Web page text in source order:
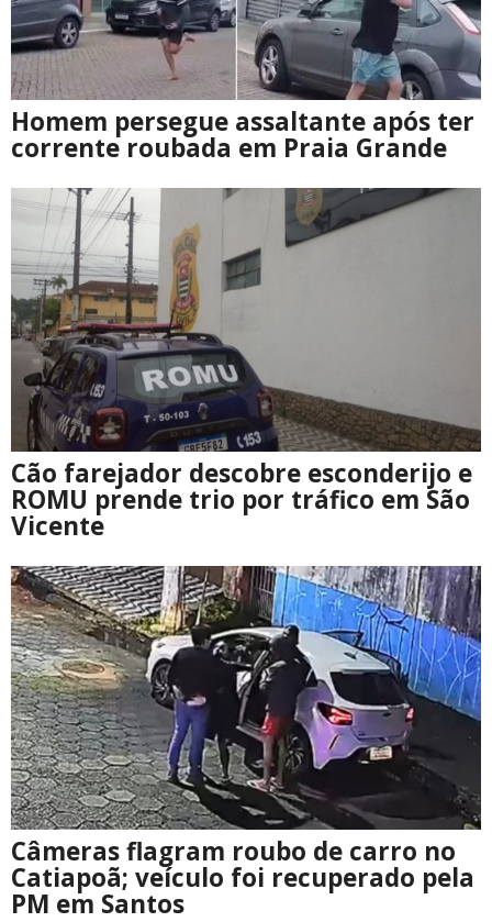
Homem persegue assaltante após ter
corrente roubada em Praia Grande
Cão farejador descobre esconderijo e
ROMU prende trio por tráfico em São
Vicente
Câmeras flagram roubo de carro no
Catiapoã; veículo foi recuperado pela
PM em Santos